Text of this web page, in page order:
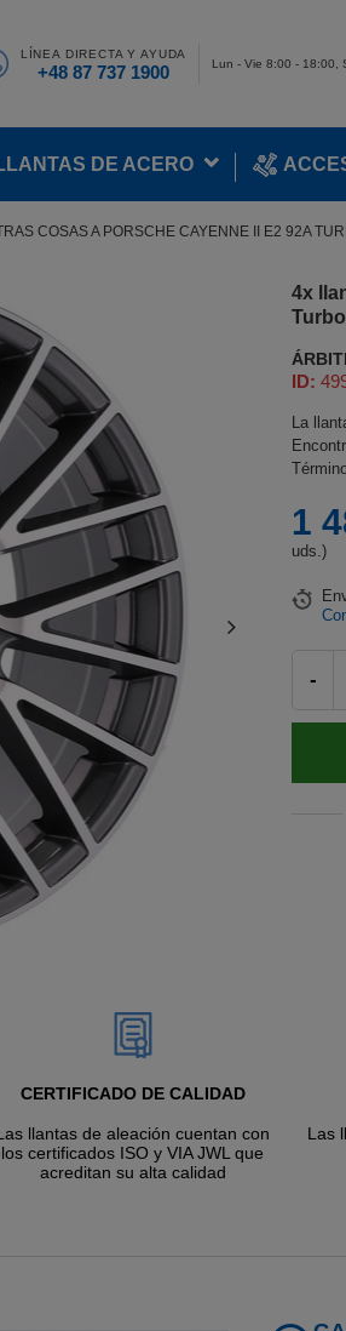
LÍNEA DIRECTA Y AYUDA
+48 87 737 1900 Lun - Vie 8:00 - 18:00,
DE ACERO
COSAS A PORSCHE CAYENNE II E2 92A
4x
ID:
La
1
uds.)
-
CERTIFICADO DE CALIDAD
llantas de aleación cuentan con
los certificados ISO y VIA JWL que
acreditan su alta calidad
Las